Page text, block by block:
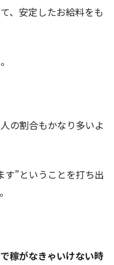
、安定したお給料をも
の割合もかなり多いよ
す”ということを打ち出
で稼がなきゃいけない時